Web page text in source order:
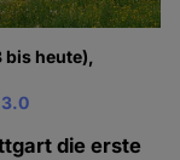
bis heute),
3.0
die erste